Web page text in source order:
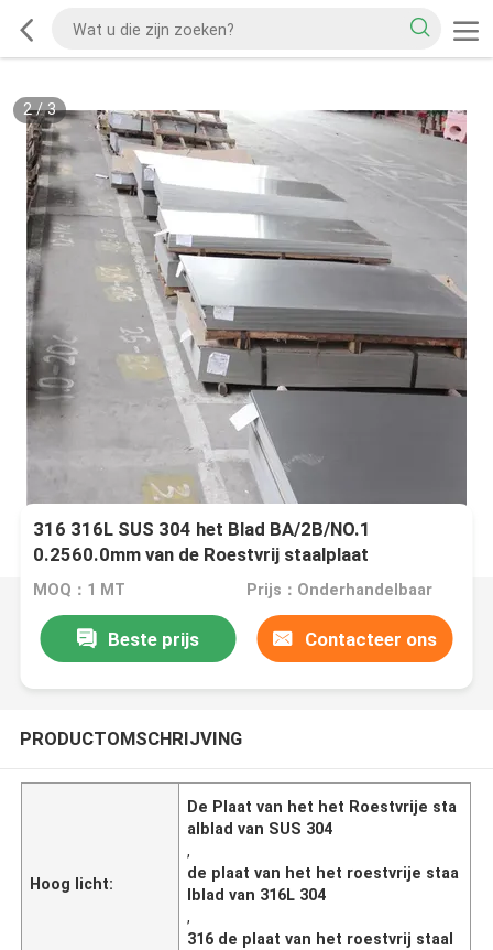
2/3
316 316L SUS 304 het Blad BA/2B/NO.1
0.2560.0mm van de Roestvrij staalplaat
MOQ：1 MT Prijs：Onderhandelbaar
Beste prijs Contacteer ons
PRODUCTOMSCHRIJVING
Hoog licht:
De Plaat van het het Roestvrije sta
alblad van SUS 304
,
de plaat van het het roestvrije staa
lblad van 316L 304
,
316 de plaat van het roestvrij staal